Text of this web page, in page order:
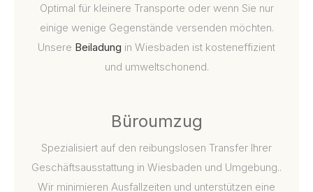
Optimal für kleinere Transporte oder wenn Sie nur
einige wenige Gegenstände versenden möchten.
Unsere Beiladung in Wiesbaden ist kosteneffizient
und umweltschonend.
Büroumzug
Spezialisiert auf den reibungslosen Transfer Ihrer
Geschäftsausstattung in Wiesbaden und Umgebung..
Wir minimieren Ausfallzeiten und unterstützen eine